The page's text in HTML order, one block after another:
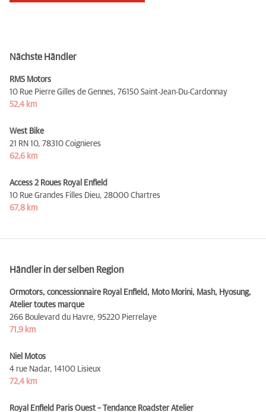
Nächste Händler
RMS Motors
10 Rue Pierre Gilles de Gennes, 76150 Saint-Jean-Du-Cardonnay
52,4 km
West Bike
21 RN 10, 78310 Coignieres
62,6 km
Access 2 Roues Royal Enfield
10 Rue Grandes Filles Dieu, 28000 Chartres
67,8 km
Händler in der selben Region
Ormotors, concessionnaire Royal Enfield, Moto Morini, Mash, Hyosung,
Atelier toutes marque
266 Boulevard du Havre, 95220 Pierrelaye
71,9 km
Niel Motos
4 rue Nadar, 14100 Lisieux
72,4 km
Royal Enfield Paris Ouest – Tendance Roadster Atelier